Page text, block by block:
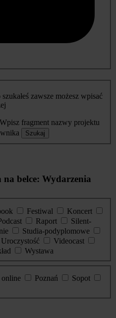
zawsze możesz wpisać
Wpisz fragment nazwy projektu
Szukaj
belce: Wydarzenia
Festiwal
Koncert
Raport
Silent-
Studia-podyplomowe
Uroczystość
Videocast
Wystawa
online Poznań
Sopot